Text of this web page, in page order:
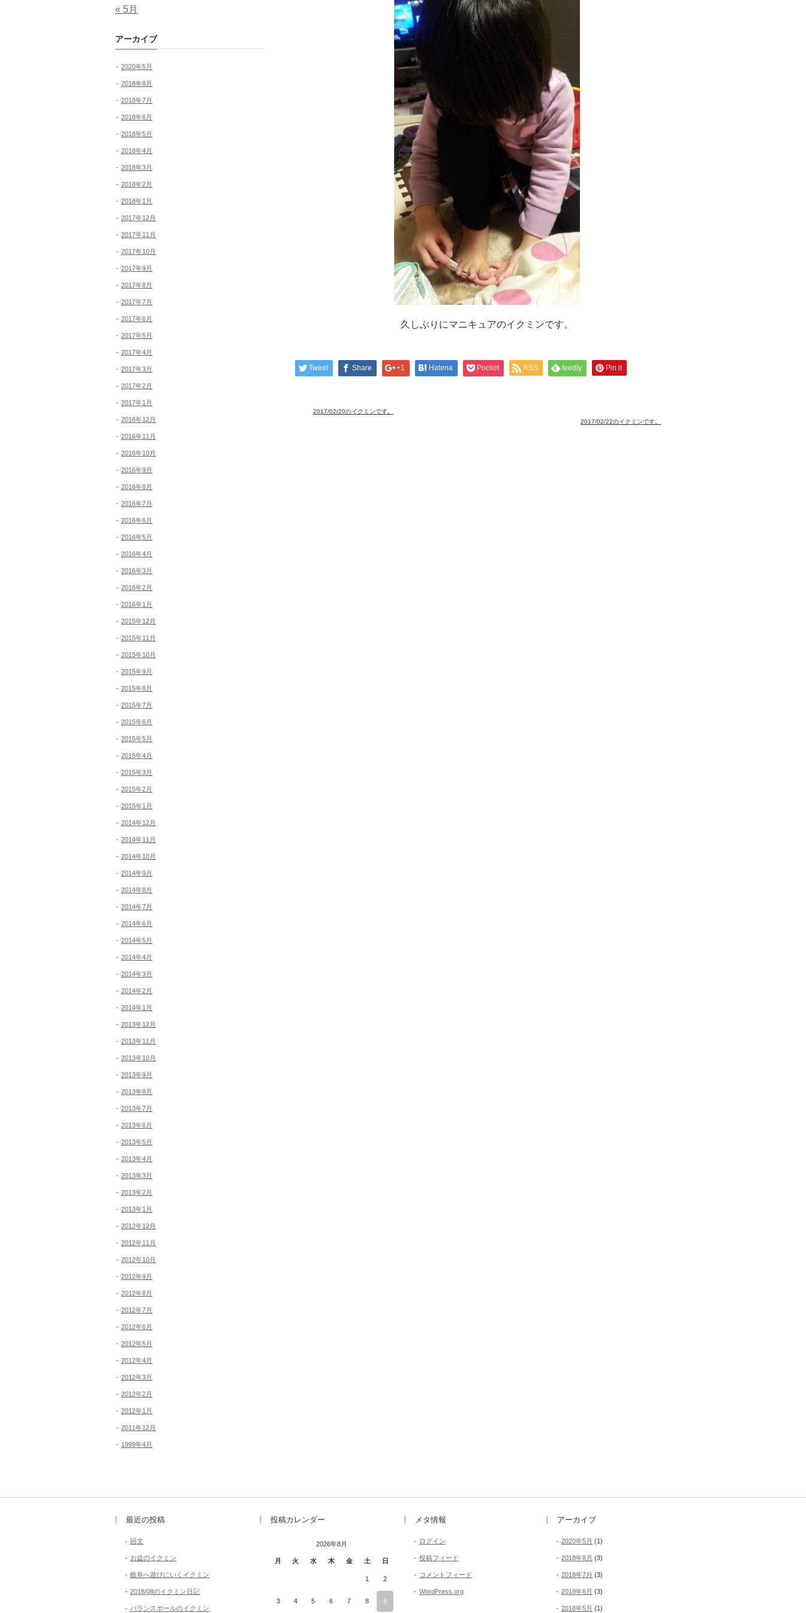
久しぶりにマニキュアのイクミンです。
Tweet Share +1 Hatena Pocket RSS feedly Pin it
2017/02/20のイクミンです。
2017/02/22のイクミンです。
« 5月
アーカイブ
2020年5月
2018年8月
2018年7月
2018年6月
2018年5月
2018年4月
2018年3月
2018年2月
2018年1月
2017年12月
2017年11月
2017年10月
2017年9月
2017年8月
2017年7月
2017年6月
2017年5月
2017年4月
2017年3月
2017年2月
2017年1月
2016年12月
2016年11月
2016年10月
2016年9月
2016年8月
2016年7月
2016年6月
2016年5月
2016年4月
2016年3月
2016年2月
2016年1月
2015年12月
2015年11月
2015年10月
2015年9月
2015年8月
2015年7月
2015年6月
2015年5月
2015年4月
2015年3月
2015年2月
2015年1月
2014年12月
2014年11月
2014年10月
2014年9月
2014年8月
2014年7月
2014年6月
2014年5月
2014年4月
2014年3月
2014年2月
2014年1月
2013年12月
2013年11月
2013年10月
2013年9月
2013年8月
2013年7月
2013年6月
2013年5月
2013年4月
2013年3月
2013年2月
2013年1月
2012年12月
2012年11月
2012年10月
2012年9月
2012年8月
2012年7月
2012年6月
2012年5月
2012年4月
2012年3月
2012年2月
2012年1月
2011年12月
1999年4月
最近の投稿
回文
お盆のイクミン
岐阜へ遊びにいくイクミン
2018/08のイクミン日記
バランスボールのイクミン
投稿カレンダー
2026年8月
月 火 水 木 金 土 日
1 2
3 4 5 6 7 8 9
メタ情報
ログイン
投稿フィード
コメントフィード
WordPress.org
アーカイブ
2020年5月 (1)
2018年8月 (3)
2018年7月 (3)
2018年6月 (3)
2018年5月 (1)